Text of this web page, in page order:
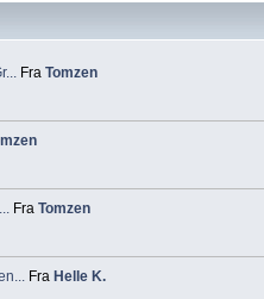
Fra Tomzen
Fra Tomzen
Fra Helle K.